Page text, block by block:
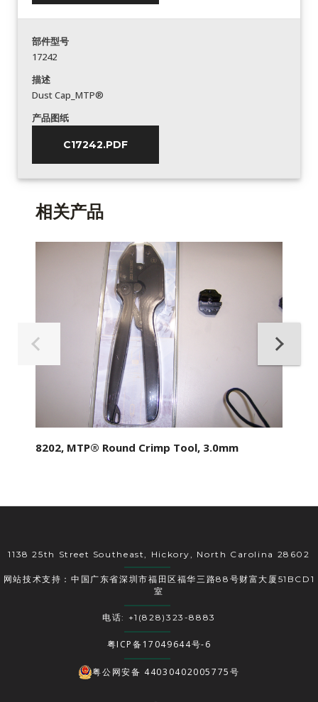
部件型号
17242
描述
Dust Cap_MTP®
产品图纸
C17242.PDF
相关产品
8202, MTP® Round Crimp Tool, 3.0mm
1138 25th Street Southeast, Hickory, North Carolina 28602
网站技术支持：中国广东省深圳市福田区福华三路88号财富大厦51BCD1
室
电话: +1(828)323-8883
粤ICP备17049644号-6
粤公网安备 44030402005775号